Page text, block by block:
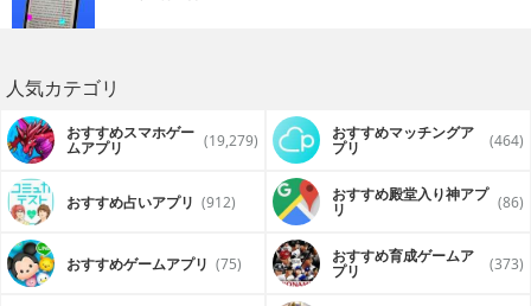
人気カテゴリ
おすすめスマホゲー
ムアプリ (19,279) おすすめマッチングア
プリ (464)
おすすめ占いアプリ (912) おすすめ殿堂入り神アプ
リ (86)
おすすめゲームアプリ (75) おすすめ育成ゲームア
プリ (373)